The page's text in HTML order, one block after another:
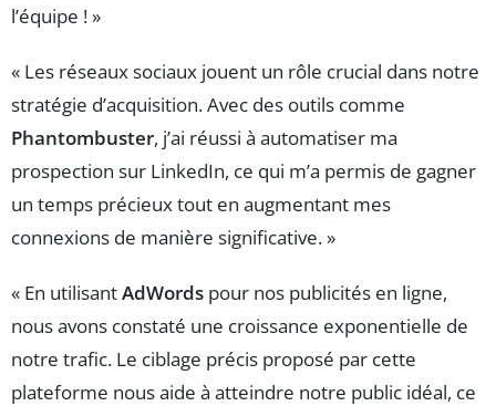
l’équipe ! »
« Les réseaux sociaux jouent un rôle crucial dans notre
stratégie d’acquisition. Avec des outils comme
Phantombuster, j’ai réussi à automatiser ma
prospection sur LinkedIn, ce qui m’a permis de gagner
un temps précieux tout en augmentant mes
connexions de manière significative. »
« En utilisantAdWords pour nos publicités en ligne,
nous avons constaté une croissance exponentielle de
notre trafic. Le ciblage précis proposé par cette
plateforme nous aide à atteindre notre public idéal, ce